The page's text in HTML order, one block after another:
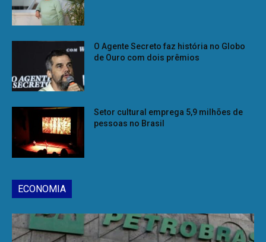
O Agente Secreto faz história no Globo
de Ouro com dois prêmios
Setor cultural emprega 5,9 milhões de
pessoas no Brasil
ECONOMIA